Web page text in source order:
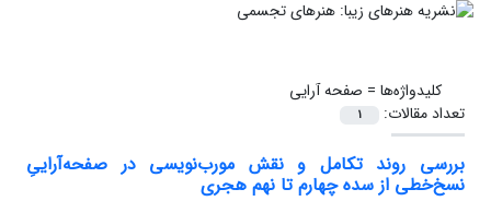
کلیدواژه‌ها = صفحه آرایی
تعداد مقالات:
1
بررسی روند تکامل و نقش مورب‌نویسی در صفحه‌آراییِ
نسخ‌خطی از سده چهارم تا نهم هجری